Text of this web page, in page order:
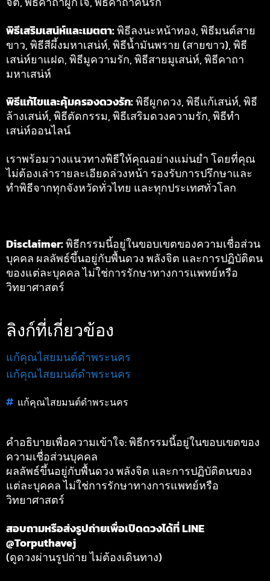
พิธีเสริมเสน่ห์และเมตตา:พิธีลงนะหน้าทอง, พิธีมนต์สาย
ขาว, พิธีสีผึ้งมหาเสน่ห์, พิธีน้ำมันพราย (สายขาว), พิธี
เสน่ห์ยาแฝด, พิธีมูความรัก, พิธีสายมูเสน่ห์, พิธีคาถา
มหาเสน่ห์
พิธีแก้ไขและคุ้มครองดวงรัก:พิธีผูกดวง, พิธีแก้เสน่ห์, พิธี
ล้างเสน่ห์, พิธีตัดกรรม, พิธีเสริมดวงความรัก, พิธีทำ
เสน่ห์ออนไลน์
เราพร้อมวางแนวทางพิธีให้คุณอย่างแม่นยำ โดยที่คุณ
ไม่ต้องเล่ารายละเอียดล่วงหน้า รองรับการปรึกษาและ
ทำพิธีจากทุกจังหวัดทั่วไทย และทุกประเทศทั่วโลก
Disclaimer:พิธีกรรมนี้อยู่ในขอบเขตของความเชื่อส่วน
บุคคล ผลลัพธ์ขึ้นอยู่กับพื้นดวง พลังจิต และการปฏิบัติตน
ของแต่ละบุคคล ไม่ใช่การรักษาทางการแพทย์หรือ
วิทยาศาสตร์
ลิงก์ที่เกี่ยวข้อง
แก้คุณไสยมนต์ดำพระนคร
แก้คุณไสยมนต์ดำพระนคร
แก้คุณไสยมนต์ดำพระนคร
คำอธิบายเพื่อความเข้าใจ: พิธีกรรมนี้อยู่ในขอบเขตของ
ความเชื่อส่วนบุคคล
ผลลัพธ์ขึ้นอยู่กับพื้นดวง พลังจิต และการปฏิบัติตนของ
แต่ละบุคคล ไม่ใช่การรักษาทางการแพทย์หรือ
วิทยาศาสตร์
สอบถามหรือส่งรูปถ่ายเพื่อเปิดดวงได้ที่ LINE
@Torputhavej
(ดูดวงผ่านรูปถ่าย ไม่ต้องเดินทาง)